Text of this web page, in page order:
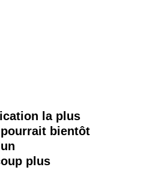
la plus
bientôt
plus